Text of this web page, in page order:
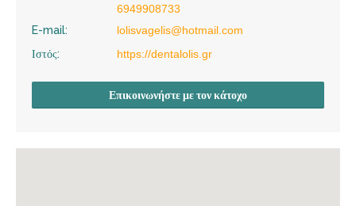
6949908733
E-mail:
lolisvagelis@hotmail.com
Ιστός:
https://dentalolis.gr
Επικοινωνήστε με τον κάτοχο